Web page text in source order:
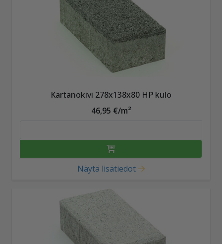
Kartanokivi 278x138x80 HP kulo
46,95 €/m²
Näytä lisätiedot